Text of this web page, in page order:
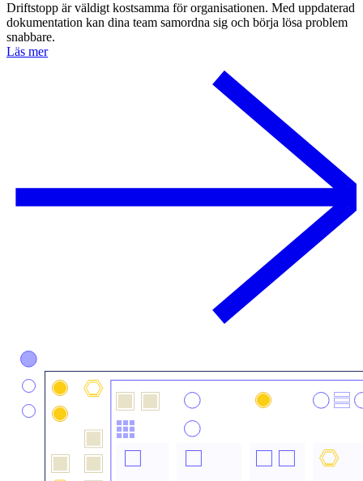
Driftstopp är väldigt kostsamma för organisationen. Med uppdaterad
dokumentation kan dina team samordna sig och börja lösa problem
snabbare.
Läs mer